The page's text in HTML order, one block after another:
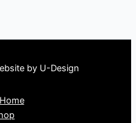
by U-Design
Home